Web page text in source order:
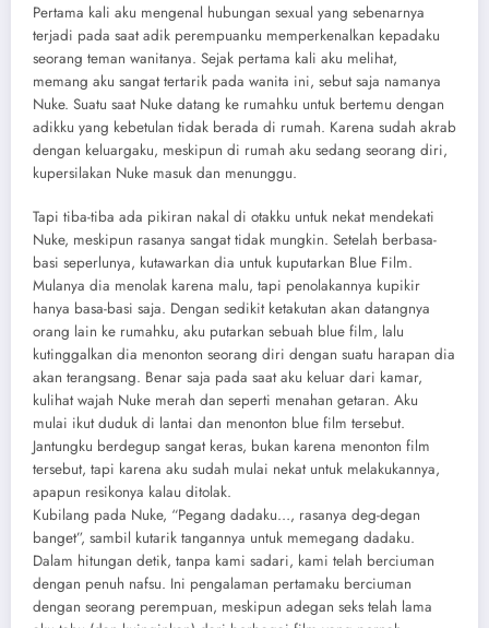
Pertama kali aku mengenal hubungan sexual yang sebenarnya
terjadi pada saat adik perempuanku memperkenalkan kepadaku
seorang teman wanitanya. Sejak pertama kali aku melihat,
memang aku sangat tertarik pada wanita ini, sebut saja namanya
Nuke. Suatu saat Nuke datang ke rumahku untuk bertemu dengan
adikku yang kebetulan tidak berada di rumah. Karena sudah akrab
dengan keluargaku, meskipun di rumah aku sedang seorang diri,
kupersilakan Nuke masuk dan menunggu.
Tapi tiba-tiba ada pikiran nakal di otakku untuk nekat mendekati
Nuke, meskipun rasanya sangat tidak mungkin. Setelah berbasa-
basi seperlunya, kutawarkan dia untuk kuputarkan Blue Film.
Mulanya dia menolak karena malu, tapi penolakannya kupikir
hanya basa-basi saja. Dengan sedikit ketakutan akan datangnya
orang lain ke rumahku, aku putarkan sebuah blue film, lalu
kutinggalkan dia menonton seorang diri dengan suatu harapan dia
akan terangsang. Benar saja pada saat aku keluar dari kamar,
kulihat wajah Nuke merah dan seperti menahan getaran. Aku
mulai ikut duduk di lantai dan menonton blue film tersebut.
Jantungku berdegup sangat keras, bukan karena menonton film
tersebut, tapi karena aku sudah mulai nekat untuk melakukannya,
apapun resikonya kalau ditolak.
Kubilang pada Nuke, “Pegang dadaku…, rasanya deg-degan
banget”, sambil kutarik tangannya untuk memegang dadaku.
Dalam hitungan detik, tanpa kami sadari, kami telah berciuman
dengan penuh nafsu. Ini pengalaman pertamaku berciuman
dengan seorang perempuan, meskipun adegan seks telah lama